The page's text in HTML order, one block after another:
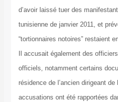
d’avoir laissé tuer des
tunisienne de janvier 2011, et
“tortionnaires notoires” restaient
Il accusait également des
officiels, notamment certains
résidence de l’ancien dirigeant
accusations ont été rapportées